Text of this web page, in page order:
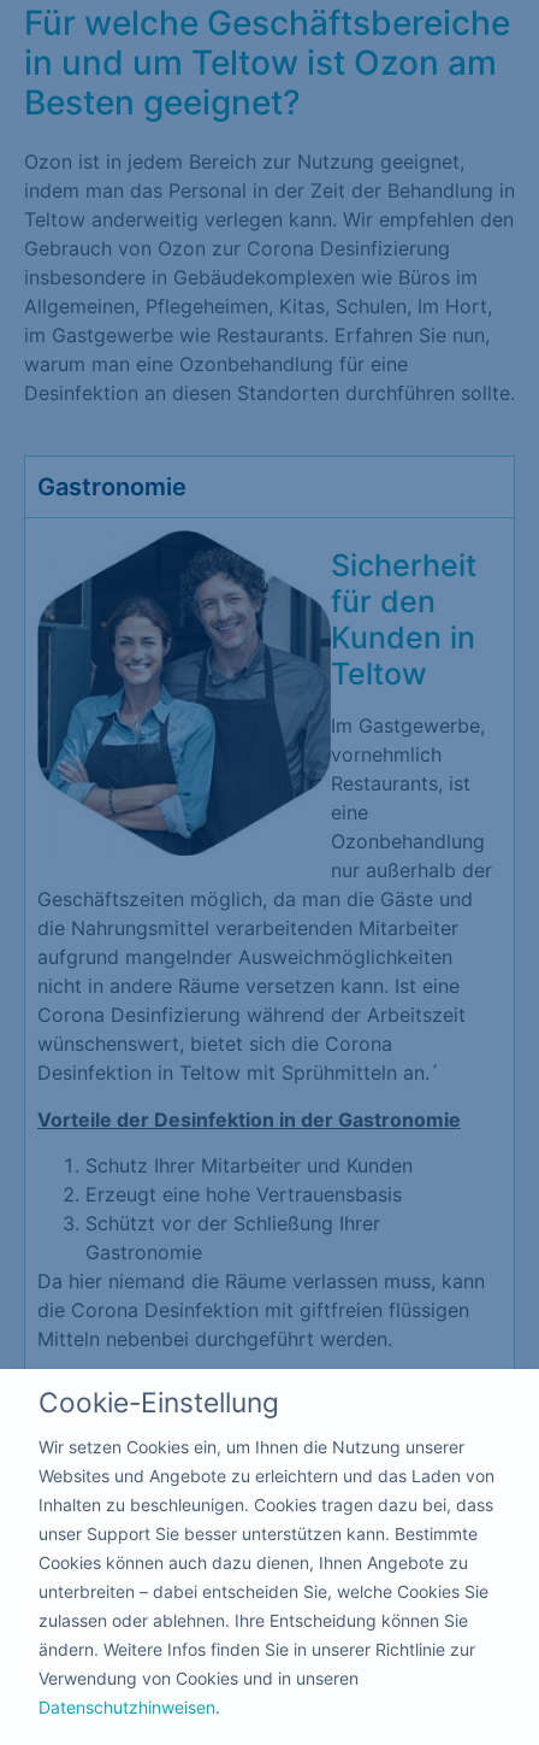
Für welche Geschäftsbereiche
in und um Teltow ist Ozon am
Besten geeignet?
Ozon ist in jedem Bereich zur Nutzung geeignet,
indem man das Personal in der Zeit der Behandlung in
Teltow anderweitig verlegen kann. Wir empfehlen den
Gebrauch von Ozon zur Corona Desinfizierung
insbesondere in Gebäudekomplexen wie Büros im
Allgemeinen, Pflegeheimen, Kitas, Schulen, Im Hort,
im Gastgewerbe wie Restaurants. Erfahren Sie nun,
warum man eine Ozonbehandlung für eine
Desinfektion an diesen Standorten durchführen sollte.
Gastronomie
Sicherheit
für den
Kunden in
Teltow
Im Gastgewerbe,
vornehmlich
Restaurants, ist
eine
Ozonbehandlung
nur außerhalb der
Geschäftszeiten möglich, da man die Gäste und
die Nahrungsmittel verarbeitenden Mitarbeiter
aufgrund mangelnder Ausweichmöglichkeiten
nicht in andere Räume versetzen kann. Ist eine
Corona Desinfizierung während der Arbeitszeit
wünschenswert, bietet sich die Corona
Desinfektion in Teltow mit Sprühmitteln an.´
Vorteile der Desinfektion in der Gastronomie
Schutz Ihrer Mitarbeiter und Kunden
Erzeugt eine hohe Vertrauensbasis
Schützt vor der Schließung Ihrer
Gastronomie
Da hier niemand die Räume verlassen muss, kann
die Corona Desinfektion mit giftfreien flüssigen
Mitteln nebenbei durchgeführt werden.
Kita & Schule
Warum eine
Dekontaminationmit
Ozon?
Cookie-Einstellung
Wir setzen Cookies ein, um Ihnen die Nutzung unserer
Websites und Angebote zu erleichtern und das Laden von
Inhalten zu beschleunigen. Cookies tragen dazu bei, dass
unser Support Sie besser unterstützen kann. Bestimmte
Cookies können auch dazu dienen, Ihnen Angebote zu
unterbreiten – dabei entscheiden Sie, welche Cookies Sie
zulassen oder ablehnen. Ihre Entscheidung können Sie
ändern. Weitere Infos finden Sie in unserer Richtlinie zur
Verwendung von Cookies und in unseren
Datenschutzhinweisen.